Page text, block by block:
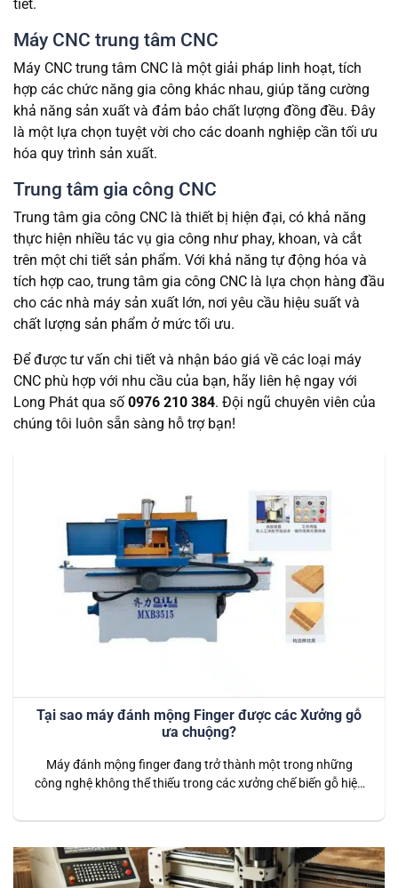
tiết.
Máy CNC trung tâm CNC
Máy CNC trung tâm CNC là một giải pháp linh hoạt, tích
hợp các chức năng gia công khác nhau, giúp tăng cường
khả năng sản xuất và đảm bảo chất lượng đồng đều. Đây
là một lựa chọn tuyệt vời cho các doanh nghiệp cần tối ưu
hóa quy trình sản xuất.
Trung tâm gia công CNC
Trung tâm gia công CNC là thiết bị hiện đại, có khả năng
thực hiện nhiều tác vụ gia công như phay, khoan, và cắt
trên một chi tiết sản phẩm. Với khả năng tự động hóa và
tích hợp cao, trung tâm gia công CNC là lựa chọn hàng đầu
cho các nhà máy sản xuất lớn, nơi yêu cầu hiệu suất và
chất lượng sản phẩm ở mức tối ưu.
Để được tư vấn chi tiết và nhận báo giá về các loại máy
CNC phù hợp với nhu cầu của bạn, hãy liên hệ ngay với
Long Phát qua số0976 210 384. Đội ngũ chuyên viên của
chúng tôi luôn sẵn sàng hỗ trợ bạn!
Tại sao máy đánh mộng Finger được các Xưởng gỗ
ưa chuộng?
Máy đánh mộng finger đang trở thành một trong những
công nghệ không thể thiếu trong các xưởng chế biến gỗ hiện
Thiết bị này giúp tạo ra những mối nối finger chắc chắn,